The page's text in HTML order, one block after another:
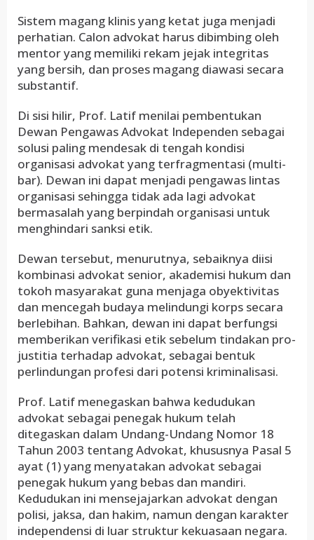
Sistem magang klinis yang ketat juga menjadi
perhatian. Calon advokat harus dibimbing oleh
mentor yang memiliki rekam jejak integritas
yang bersih, dan proses magang diawasi secara
substantif.
Di sisi hilir, Prof. Latif menilai pembentukan
Dewan Pengawas Advokat Independen sebagai
solusi paling mendesak di tengah kondisi
organisasi advokat yang terfragmentasi (multi-
bar). Dewan ini dapat menjadi pengawas lintas
organisasi sehingga tidak ada lagi advokat
bermasalah yang berpindah organisasi untuk
menghindari sanksi etik.
Dewan tersebut, menurutnya, sebaiknya diisi
kombinasi advokat senior, akademisi hukum dan
tokoh masyarakat guna menjaga obyektivitas
dan mencegah budaya melindungi korps secara
berlebihan. Bahkan, dewan ini dapat berfungsi
memberikan verifikasi etik sebelum tindakan pro-
justitia terhadap advokat, sebagai bentuk
perlindungan profesi dari potensi kriminalisasi.
Prof. Latif menegaskan bahwa kedudukan
advokat sebagai penegak hukum telah
ditegaskan dalam Undang-Undang Nomor 18
Tahun 2003 tentang Advokat, khususnya Pasal 5
ayat (1) yang menyatakan advokat sebagai
penegak hukum yang bebas dan mandiri.
Kedudukan ini mensejajarkan advokat dengan
polisi, jaksa, dan hakim, namun dengan karakter
independensi di luar struktur kekuasaan negara.